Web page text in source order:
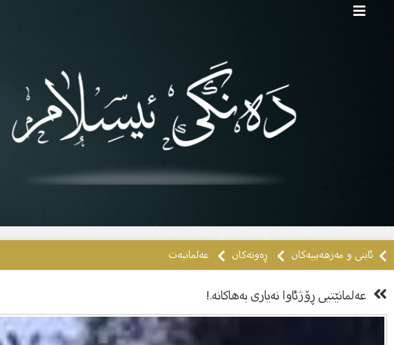
ئاینی و مەزهەبییەکان ڕەوتەكان عەلمانیەت
عه‌لمانێتیى ڕۆژئاوا نه‌یارى به‌هاكانه‌.!